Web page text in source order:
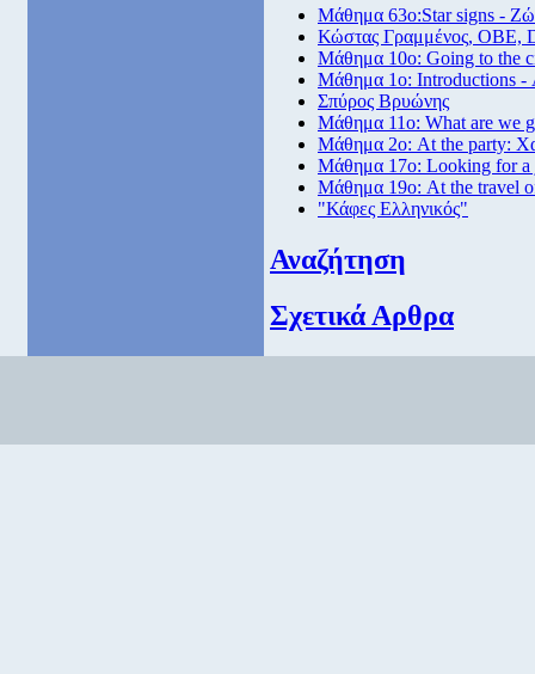
Μάθημα 63ο:Star signs -
Κώστας Γραμμένος, ΟΒΕ,
Μάθημα 10ο: Going to the
Μάθημα 1ο: Introductions -
Σπύρος Βρυώνης
Μάθημα 11ο: What are we
Μάθημα 2ο: At the party:
Μάθημα 17ο: Looking for a
Μάθημα 19ο: At the travel
"Κάφες Ελληνικός"
Αναζήτηση
Σχετικά Αρθρα